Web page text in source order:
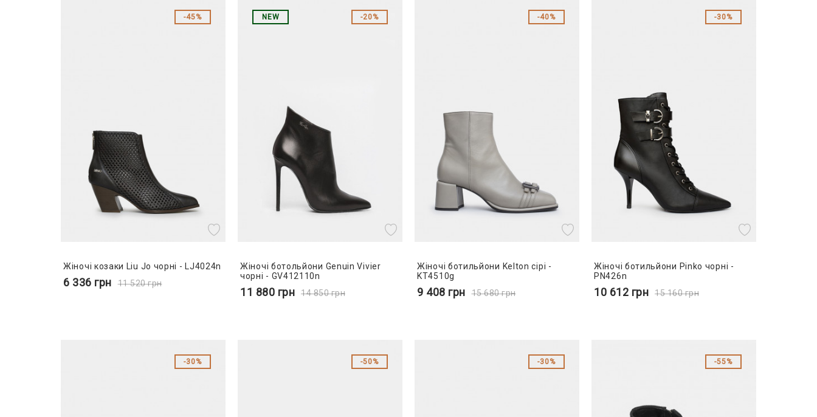
45%
Жіночі козаки Liu Jo чорні - LJ4024n
6 336 грн 11 520грн
NEW 20%
Жіночі ботольйони Genuin Vivier
чорні - GV412110n
11 880 грн 14 850грн
40%
Жіночі ботильйони Kelton сірі -
KT4510g
9 408 грн 15 680грн
30%
Жіночі ботильйони Pinko чорні -
PN426n
10 612 грн 15 160грн
30% 50% 30% 55%